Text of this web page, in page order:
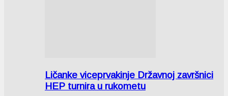
Ličanke viceprvakinje Državnoj završnici
HEP turnira u rukometu